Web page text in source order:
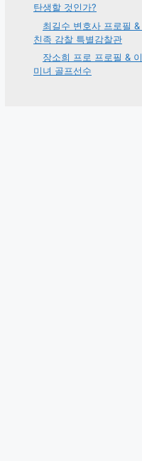
탄생할 것인가?
최길수 변호사 프로필
친족 감찰 특별감찰관
장소희 프로 프로필 &
미녀 골프선수